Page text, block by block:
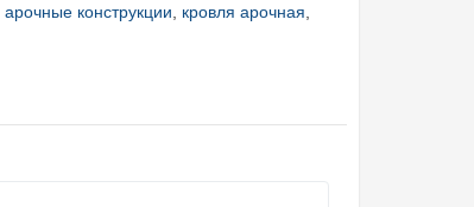
арочные конструкции кровля арочная